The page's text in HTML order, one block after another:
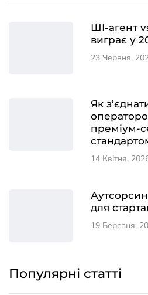
ШІ-агент
виграє у
23 Червня,
Як
преміум-
14 Квітня,
для
19 Березня,
Популярні статті